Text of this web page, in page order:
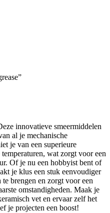
innovatieve smeermiddelen
al je mechanische
je van een superieure
wat zorgt voor een
Of je nu een hobbyist bent of
je klus een stuk eenvoudiger
brengen en zorgt voor een
omstandigheden. Maak je
vet en ervaar zelf het
je projecten een boost!